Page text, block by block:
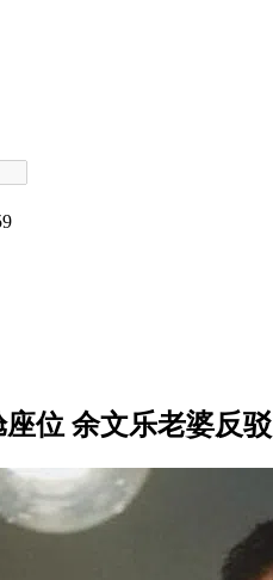
位 余文乐老婆反驳